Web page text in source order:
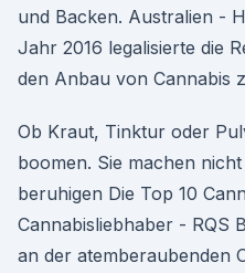
und Backen. Australien -
Jahr 2016 legalisierte die
den Anbau von Cannabis
Ob Kraut, Tinktur oder
boomen. Sie machen
beruhigen Die Top 10
Cannabisliebhaber - RQS
an der atemberaubenden